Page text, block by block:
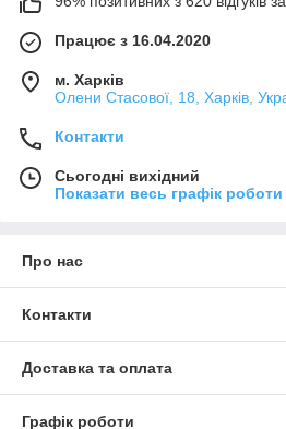
Працює з 16.04.2020
м. Харків
Олени Стасової, 18, Харків,
Контакти
Сьогодні вихідний
Показати весь графік роботи
Про нас
Контакти
Доставка та оплата
Графік роботи